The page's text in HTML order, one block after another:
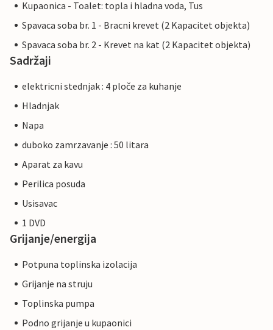
Kupaonica - Toalet: topla i hladna voda, Tus
Spavaca soba br. 1 - Bracni krevet (2 Kapacitet objekta)
Spavaca soba br. 2 - Krevet na kat (2 Kapacitet objekta)
Sadržaji
elektricni stednjak : 4 ploče za kuhanje
Hladnjak
Napa
duboko zamrzavanje : 50 litara
Aparat za kavu
Perilica posuda
Usisavac
1 DVD
Grijanje/energija
Potpuna toplinska izolacija
Grijanje na struju
Toplinska pumpa
Podno grijanje u kupaonici